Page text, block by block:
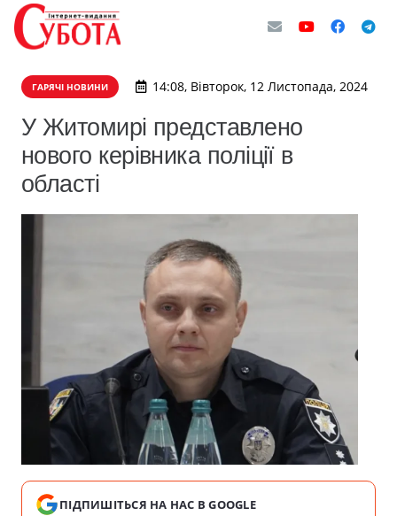
ГАРЯЧІ НОВИНИ 14:08, Вівторок, 12 Листопада, 2024
У Житомирі представлено
нового керівника поліції в
області
ПІДПИШІТЬСЯ НА НАС В GOOGLE